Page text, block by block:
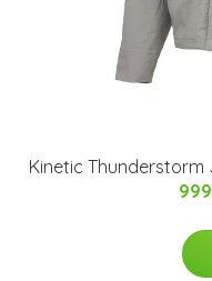
Kinetic Thunderstorm